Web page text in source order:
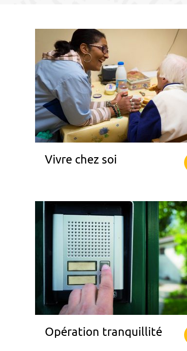
Vivre chez soi
Opération tranquillité